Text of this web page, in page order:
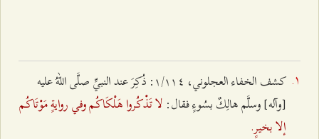
كشف الخفاء العجلوني، ۱/۱۱٤: ذُكِرَ عند النبيِّ صلَّى اللهُ عليه
[وآله] وسلَّم هالِكٌ بسُوءٍ فقال: لا تَذْكُروا هَلْكَاكُم وفي روايةٍ مَوْتَاكُم
إلا بخيرٍ.